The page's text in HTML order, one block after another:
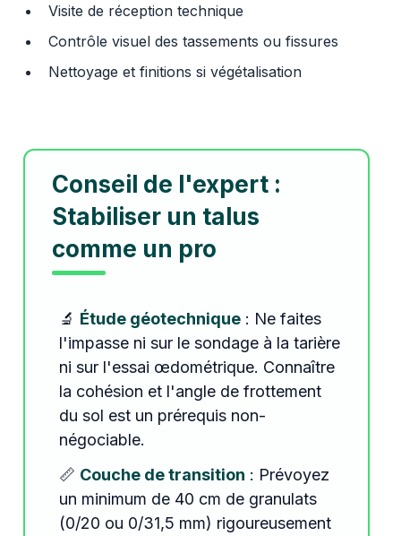
Visite de réception technique
Contrôle visuel des tassements ou fissures
Nettoyage et finitions si végétalisation
Conseil de l'expert :
Stabiliser un talus
comme un pro
🔬 Étude géotechnique: Ne faites
l'impasse ni sur le sondage à la tarière
ni sur l'essai œdométrique. Connaître
la cohésion et l'angle de frottement
du sol est un prérequis non-
négociable.
📏 Couche de transition : Prévoyez
un minimum de 40 cm de granulats
(0/20 ou 0/31,5 mm) rigoureusement